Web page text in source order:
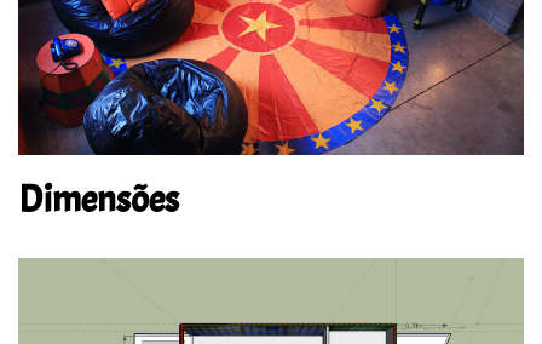
Dimensões